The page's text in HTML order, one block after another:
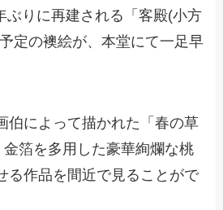
ぶりに再建される「客殿(小方
定の襖絵が、本堂にて一足早
伯によって描かれた「春の草
箔を多用した豪華絢爛な桃
る作品を間近で見ることがで